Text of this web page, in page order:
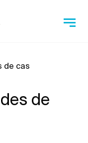
de cas
de